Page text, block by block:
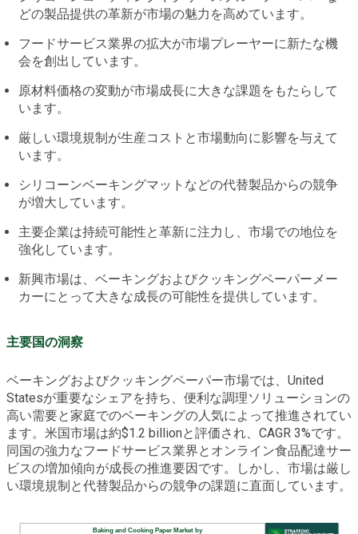
どの製品提供の革新が市場の魅力を高めています。
フードサービス業界の拡大が市場プレーヤーに新たな機
会を創出しています。
原材料価格の変動が市場成長に大きな課題をもたらして
います。
厳しい環境規制が生産コストと市場動向に影響を与えて
います。
シリコーンベーキングマットなどの代替製品からの競争
が増大しています。
主要企業は持続可能性と革新に注力し、市場での地位を
強化しています。
新興市場は、ベーキングおよびクッキングペーパーメー
カーにとって大きな成長の可能性を提供しています。
主要国の洞察
ベーキングおよびクッキングペーパー市場では、United
Statesが重要なシェアを持ち、便利な調理ソリューションの
高い需要と家庭でのベーキングの人気によって推進されてい
ます。米国市場は約$1.2 billionと評価され、CAGR 3%です。
同国の強力なフードサービス業界とオンライン食品配達サー
ビスの増加傾向が成長の推進要因です。しかし、市場は厳し
い環境規制と代替製品からの競争の課題に直面しています。